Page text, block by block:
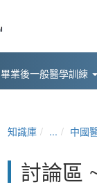
畢業後一般醫學訓練
知識庫 ... 中國
討論區